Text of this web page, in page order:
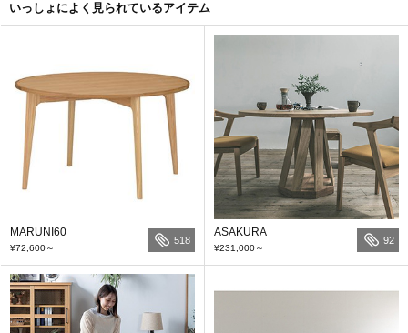
いっしょによく見られているアイテム
MARUNI60
¥72,600～
518
ASAKURA
¥231,000～
92